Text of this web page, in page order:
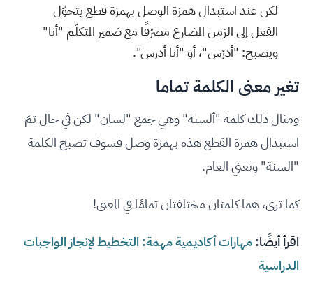
لكن عند استبدال همزة الوصل بهمزة قطع يتحوّل
الفعل إلى الزمن المضارع مصرّفًا مع ضمير المتكلّم "أنا"
ويصبح: "أدرُس"، أو "أنا أدرس".
تغير معنى الكلمة تماما
ومثال ذلك كلمة "ألسنة" وهي جمع "لسان" لكن في حال تمّ
استبدال همزة القطع هذه بهمزة وصل فسوف تصبح الكلمة
"السنة" وتعني العام.
كما ترى، هما كلمتان مختلفتان تمامًا في المعنى!
اقرأ أيضًا:مهارات أكاديمية مهمة: التخطيط لإنجاز الواجبات
الدراسية